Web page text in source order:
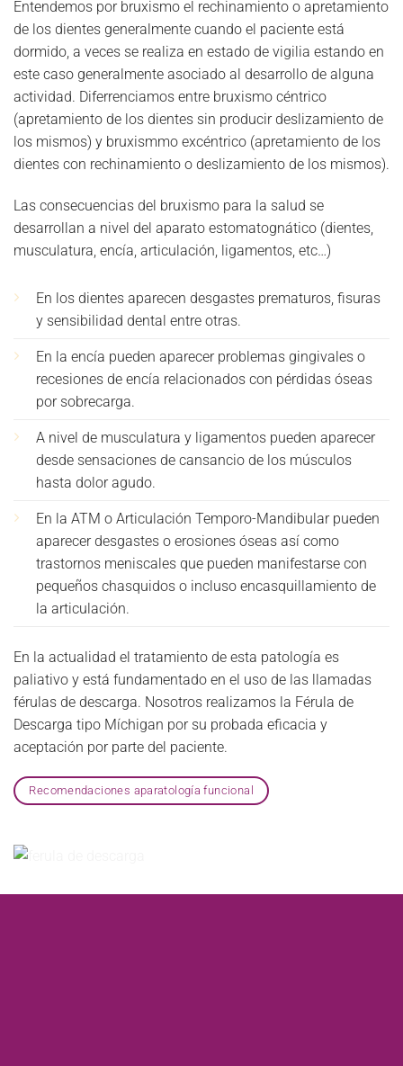
Entendemos por bruxismo el rechinamiento o apretamiento
de los dientes generalmente cuando el paciente está
dormido, a veces se realiza en estado de vigilia estando en
este caso generalmente asociado al desarrollo de alguna
actividad. Diferrenciamos entre bruxismo céntrico
(apretamiento de los dientes sin producir deslizamiento de
los mismos) y bruxismmo excéntrico (apretamiento de los
dientes con rechinamiento o deslizamiento de los mismos).
Las consecuencias del bruxismo para la salud se
desarrollan a nivel del aparato estomatognático (dientes,
musculatura, encía, articulación, ligamentos, etc…)
En los dientes aparecen desgastes prematuros, fisuras
y sensibilidad dental entre otras.
En la encía pueden aparecer problemas gingivales o
recesiones de encía relacionados con pérdidas óseas
por sobrecarga.
A nivel de musculatura y ligamentos pueden aparecer
desde sensaciones de cansancio de los músculos
hasta dolor agudo.
En la ATM o Articulación Temporo-Mandibular pueden
aparecer desgastes o erosiones óseas así como
trastornos meniscales que pueden manifestarse con
pequeños chasquidos o incluso encasquillamiento de
la articulación.
En la actualidad el tratamiento de esta patología es
paliativo y está fundamentado en el uso de las llamadas
férulas de descarga. Nosotros realizamos la Férula de
Descarga tipo Míchigan por su probada eficacia y
aceptación por parte del paciente.
Recomendaciones aparatología funcional